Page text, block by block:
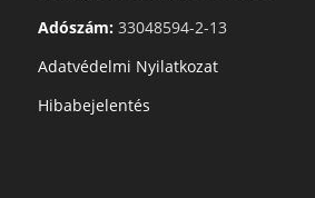
Adószám:33048594-2-13
Adatvédelmi Nyilatkozat
Hibabejelentés